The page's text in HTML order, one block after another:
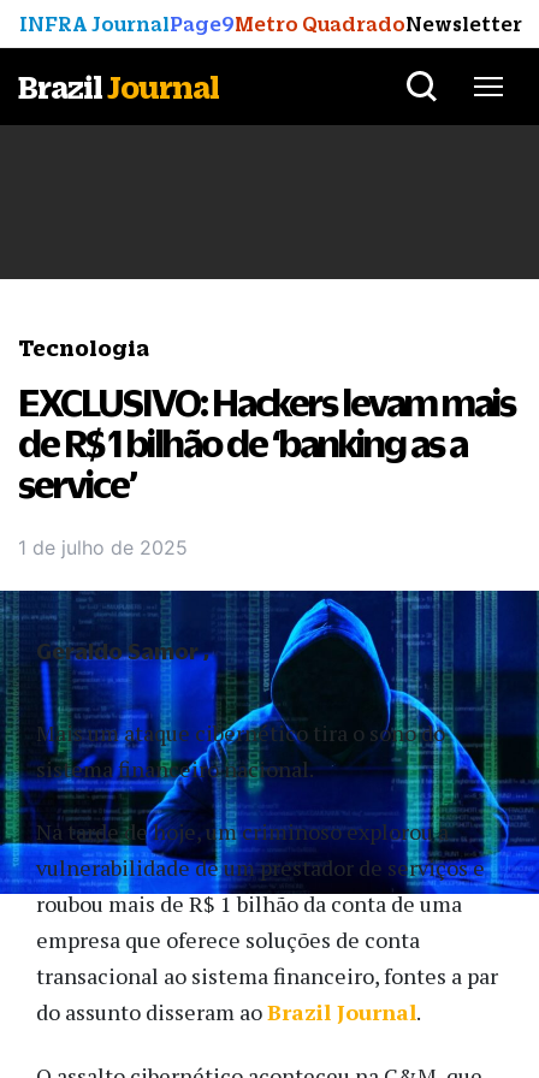
INFRA JournalPage9Metro QuadradoNewsletter
BrazilJournal
Tecnologia
EXCLUSIVO: Hackers levam mais
de R$ 1 bilhão de ‘banking as a
service’
1 de julho de 2025
Mais um ataque cibernético tira o sono do
sistema financeiro nacional.
Na tarde de hoje, um criminoso explorou a
vulnerabilidade de um prestador de serviços e
roubou mais de R$ 1 bilhão da conta de uma
empresa que oferece soluções de conta
transacional ao sistema financeiro, fontes a par
do assunto disseram aoBrazil Journal.
Geraldo Samor